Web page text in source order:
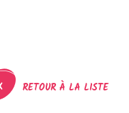
RETOUR À LA LISTE